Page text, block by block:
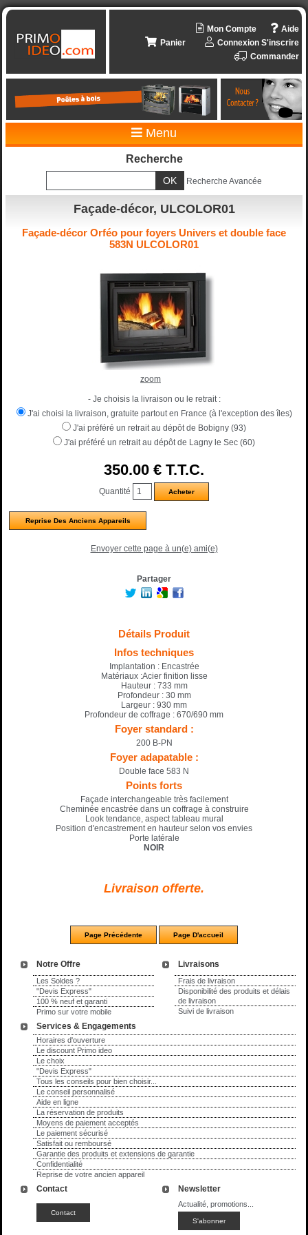
Aide
Mon Compte
Connexion S'inscrire
Panier
Commander
Menu
Notre Offre
Les Soldes ?
"Devis Express"
100 % neuf et garanti
Primo sur votre mobile
Livraisons
Frais de livraison
Disponibilité des produits et délais
de livraison
Suivi de livraison
Services & Engagements
Horaires d'ouverture
Le discount Primo ideo
Le choix
"Devis Express"
Tous les conseils pour bien choisir...
Le conseil personnalisé
Aide en ligne
La réservation de produits
Moyens de paiement acceptés
Le paiement sécurisé
Satisfait ou remboursé
Garantie des produits et extensions de garantie
Confidentialité
Reprise de votre ancien appareil
Recherche
Recherche Avancée
Contact Newsletter
Actualité, promotions...
Façade-décor, ULCOLOR01
Façade-décor Orféo pour foyers Univers et double face
583N ULCOLOR01
zoom
- Je choisis la livraison ou le retrait :
J'ai choisi la livraison, gratuite partout en France (à l'exception des îles)
J'ai préféré un retrait au dépôt de Bobigny (93)
J'ai préféré un retrait au dépôt de Lagny le Sec (60)
350.00 € T.T.C.
Quantité
Reprise Des Anciens Appareils
Envoyer cette page à un(e) ami(e)
Partager
Détails Produit
Infos techniques
Implantation : Encastrée
Matériaux :Acier finition lisse
Hauteur : 733 mm
Profondeur : 30 mm
Largeur : 930 mm
Profondeur de coffrage : 670/690 mm
Foyer standard :
200 B-PN
Foyer adapatable :
Double face 583 N
Points forts
Façade interchangeable très facilement
Cheminée encastrée dans un coffrage à construire
Look tendance, aspect tableau mural
Position d'encastrement en hauteur selon vos envies
Porte latérale
NOIR
Livraison offerte.